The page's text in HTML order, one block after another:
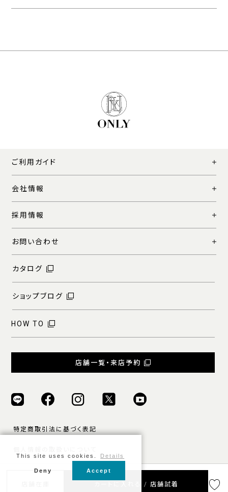
カートに入れる / 店舗試着
ご利用ガイド
会社情報
採用情報
お問い合わせ
カタログ
ショップブログ
HOW TO
店舗一覧・来店予約
特定商取引法に基づく表記
ご利用規約
This site uses cookies. Details
Deny Accept